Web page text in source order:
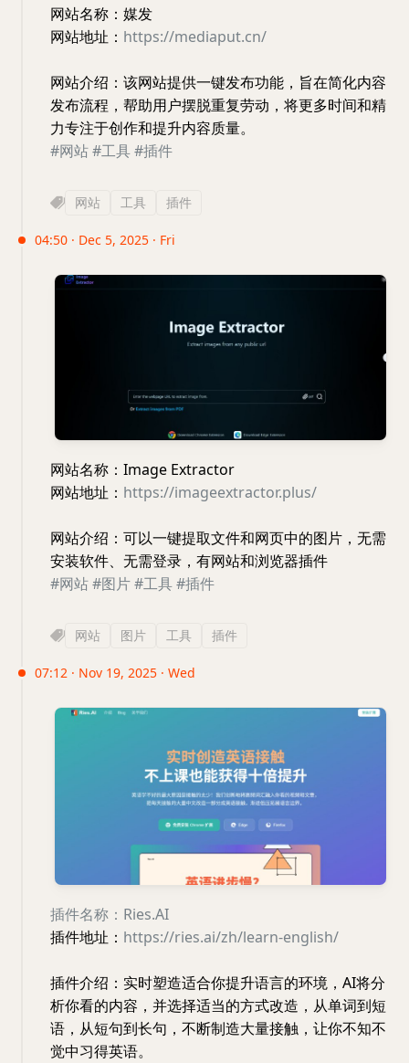
网站名称：媒发
网站地址： https://mediaput.cn/
网站介绍：该网站提供一键发布功能，旨在简化内容
发布流程，帮助用户摆脱重复劳动，将更多时间和精
力专注于创作和提升内容质量。
#网站#工具#插件
网站 工具 插件
04:50 · Dec 5, 2025 · Fri
网站名称：Image Extractor
网站地址： https://imageextractor.plus/
网站介绍：可以一键提取文件和网页中的图片，无需
安装软件、无需登录，有网站和浏览器插件
#网站#图片#工具#插件
网站 图片 工具 插件
07:12 · Nov 19, 2025 · Wed
插件名称：Ries.AI
插件地址： https://ries.ai/zh/learn-english/
插件介绍：实时塑造适合你提升语言的环境，AI将分
析你看的内容，并选择适当的方式改造，从单词到短
语，从短句到长句，不断制造大量接触，让你不知不
觉中习得英语。